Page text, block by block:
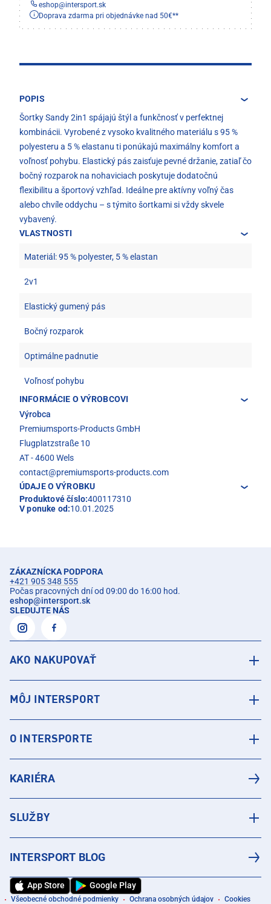
eshop@intersport.sk
Doprava zdarma pri objednávke nad 50€**
POPIS
Šortky Sandy 2in1 spájajú štýl a funkčnosť v perfektnej
kombinácii. Vyrobené z vysoko kvalitného materiálu s 95 %
polyesteru a 5 % elastanu ti ponúkajú maximálny komfort a
voľnosť pohybu. Elastický pás zaisťuje pevné držanie, zatiaľ čo
bočný rozparok na nohaviciach poskytuje dodatočnú
flexibilitu a športový vzhľad. Ideálne pre aktívny voľný čas
alebo chvíle oddychu – s týmito šortkami si vždy skvele
vybavený.
VLASTNOSTI
Materiál: 95 % polyester, 5 % elastan
2v1
Elastický gumený pás
Bočný rozparok
Optimálne padnutie
Voľnosť pohybu
INFORMÁCIE O VÝROBCOVI
Výrobca
Premiumsports-Products GmbH
Flugplatzstraße 10
AT - 4600 Wels
contact@premiumsports-products.com
ÚDAJE O VÝROBKU
Produktové číslo:400117310
V ponuke od:10.01.2025
ZÁKAZNÍCKA PODPORA
+421 905 348 555
Počas pracovných dní od 09:00 do 16:00 hod.
eshop@intersport.sk
SLEDUJTE NÁS
AKO NAKUPOVAŤ
MÔJ INTERSPORT
O INTERSPORTE
KARIÉRA
SLUŽBY
INTERSPORT BLOG
App Store Google Play
Všeobecné obchodné podmienky Ochrana osobných údajov Cookies